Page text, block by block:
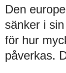
Den
sänker i
för hur
påverkas.